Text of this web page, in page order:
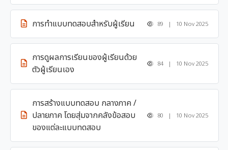
การทำแบบทดสอบสำหรับผู้เรียน 89 | 10 Nov 2025
การดูผลการเรียนของผู้เรียนด้วย
ตัวผู้เรียนเอง
84 | 10 Nov 2025
การสร้างแบบทดสอบ กลางภาค /
ปลายภาค โดยสุ่มจากคลังข้อสอบ
ของแต่ละแบบทดสอบ
80 | 10 Nov 2025